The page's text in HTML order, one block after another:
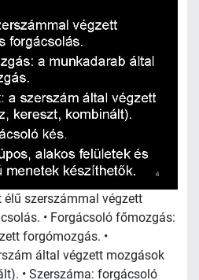
élű szerszámmal végzett
• Forgácsoló főmozgás:
forgómozgás. •
által végzett mozgások
• Szerszáma: forgácsoló